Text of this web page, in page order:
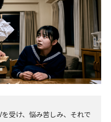
受け、悩み苦しみ、それで